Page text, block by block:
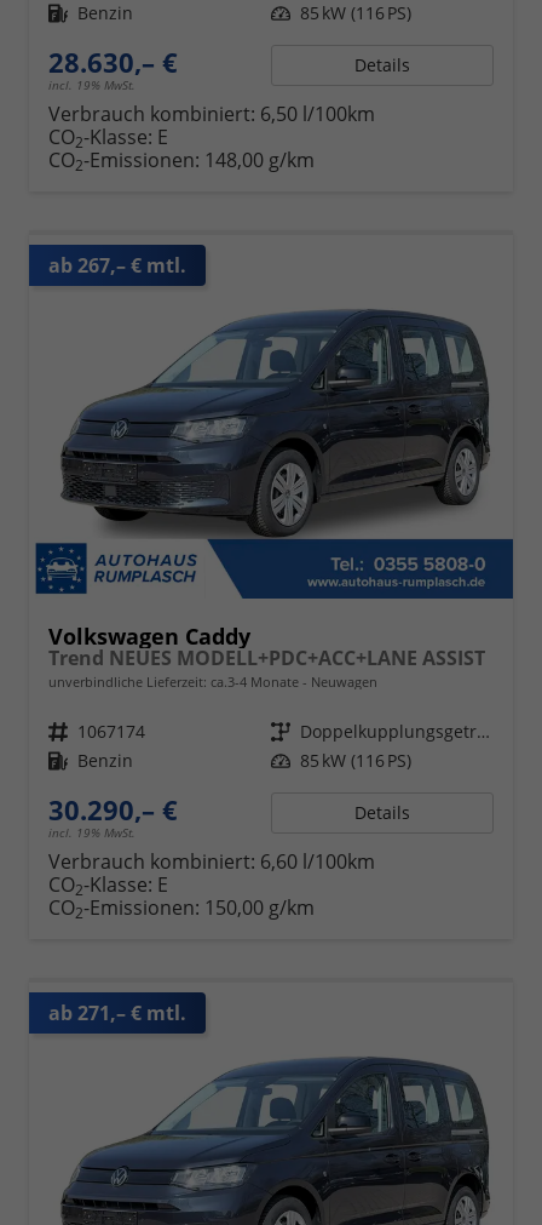
Kraftstoff Benzin Leistung 85 kW (116 PS)
28.630,– €
incl. 19% MwSt.
Details
Verbrauch kombiniert: 6,50 l/100km
CO2-Klasse: E
CO2-Emissionen: 148,00 g/km
ab 267,– € mtl.
Volkswagen Caddy
Trend NEUES MODELL+PDC+ACC+LANE ASSIST
unverbindliche Lieferzeit: ca.3-4 Monate Neuwagen
Fahrzeugnr. 1067174 Getriebe
Doppelkupplungsgetriebe (DSG)
Kraftstoff Benzin Leistung 85 kW (116 PS)
30.290,– €
incl. 19% MwSt.
Details
Verbrauch kombiniert: 6,60 l/100km
CO2-Klasse: E
CO2-Emissionen: 150,00 g/km
ab 271,– € mtl.